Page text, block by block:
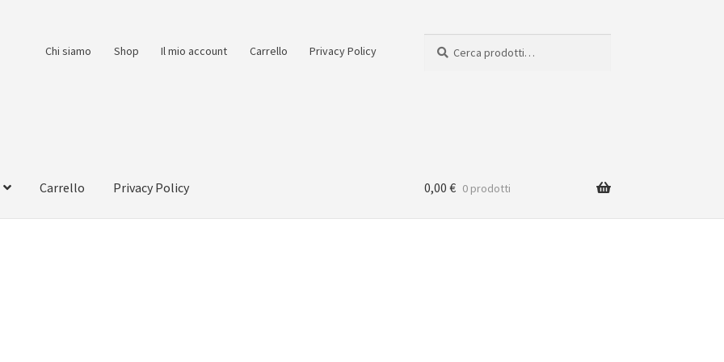
Chi siamo Shop Il mio account Carrello Privacy Policy
Carrello Privacy Policy 0,00 € 0 prodotti